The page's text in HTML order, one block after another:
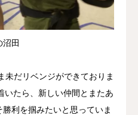
田
未だリベンジができておりま
いたら、新しい仲間とまたあ
利を掴みたいと思っていま